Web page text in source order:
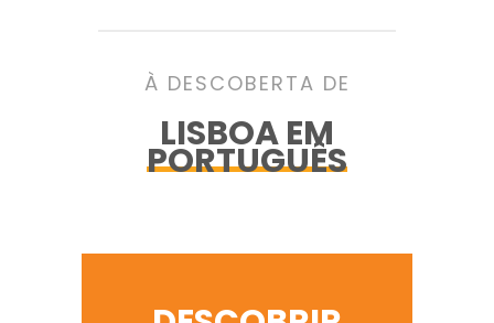
À DESCOBERTA DE
LISBOA EM
PORTUGUÊS